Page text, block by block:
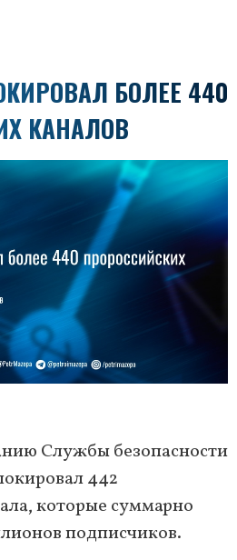
БОЛЕЕ 440
КАНАЛОВ
Службы безопасности
442
которые суммарно
подписчиков.